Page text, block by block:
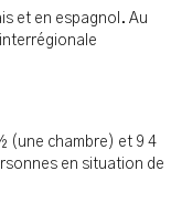
et en espagnol. Au
(une chambre) et 9 4
en situation de